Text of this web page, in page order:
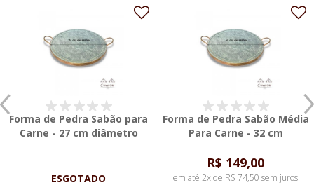
Forma de Pedra Sabão G Para
Pizza - 37 cm diâmetro
em até 2x de R$ 87,50 sem juros
Rechaud de Pedra Sabão G
R$ 89,00
em até 1x de R$ 89,00 sem juros